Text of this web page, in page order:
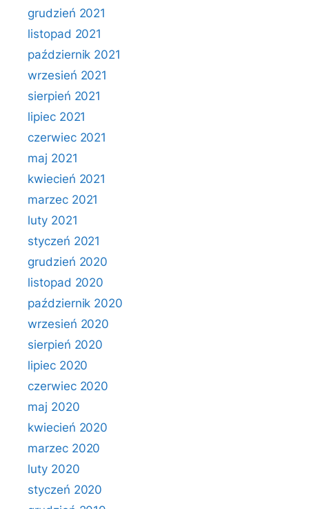
grudzień 2021
listopad 2021
październik 2021
wrzesień 2021
sierpień 2021
lipiec 2021
czerwiec 2021
maj 2021
kwiecień 2021
marzec 2021
luty 2021
styczeń 2021
grudzień 2020
listopad 2020
październik 2020
wrzesień 2020
sierpień 2020
lipiec 2020
czerwiec 2020
maj 2020
kwiecień 2020
marzec 2020
luty 2020
styczeń 2020